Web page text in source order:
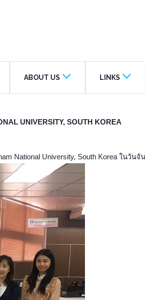
ABOUT US LINKS
UNIVERSITY, SOUTH KOREA
University, South Korea ในวันจั